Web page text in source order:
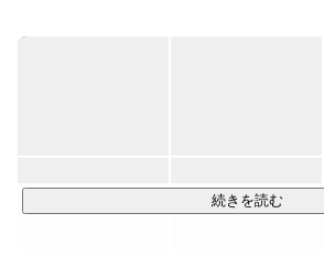
たそのお客様に、素晴らしい体験・影響
続きを読む